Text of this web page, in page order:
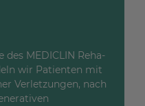
MEDICLIN Reha-
wir Patienten mit
Verletzungen, nach